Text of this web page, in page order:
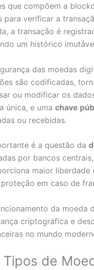
que compõem a
para verificar a
a transação é
um histórico
das moedas
são codificadas,
ou modificar os
única, e uma chave
ou recebidas.
é a questão da
por bancos
maior
em caso de
da
criptográfica e
no mundo
Tipos de